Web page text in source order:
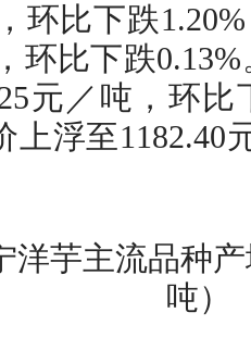
环比下跌
环比下跌
元／吨，环
上浮至1182.40
洋芋主流品种
吨）